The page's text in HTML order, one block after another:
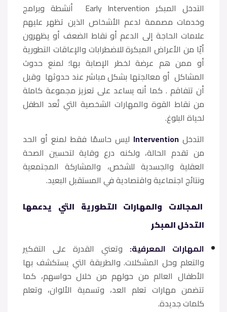
التدخل المبكر Early Intervention أنشطة وبرامج
وخدمات مصممة لدعم الأشخاص الذين تظهر عليهم
علامات الحاجة إلى الدعم أو نقاط الضعف أو يظهرون
أيّا من الأعراض المبكرة للاضطرابات والإعاقات التطورية
أو ممن هم عرضة لخطر الإصابة بها؛ لمنع حدوث
المشاكل أو معالجتها بشكل مباشر عند حدوثها وقبل
أن تتفاقم . كما أنه يساعد على تعزيز مجموعة كاملة
من نقاط القوة والمهارات الشخصية التي تُعد الطفل
لحياة البلوغ.
التدخل Intervention ليس حاسمًا فقط لمنع أو الحد
من تقدم الحالة، ولكنه درع وقاية لتحسين الصحة
العقلية والجسدية للشخص، والمشاركة المجتمعية
ونتائج اجتماعية واقتصادية في المستقبل البعيد.
المجالات والمهارات التطورية التي يدعمها
التدخل المبكر
المهارات المعرفية: وتعني القدرة على التفكير
والتعلم وحل المشكلات. والطريقة التي يستكشف بها
الأطفال العالم من حولهم من خلال حواسهم، كما
تتضمن مهارات تعلم العد، وتسمية الألوان، وتعلم
كلمات جديدة.